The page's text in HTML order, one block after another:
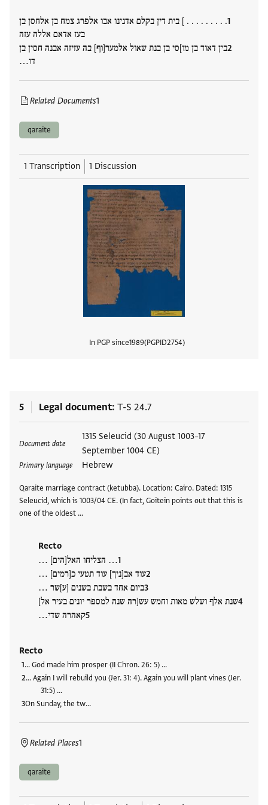
. . . . . . . . . ] בית דין בקלם אדנינו אבו אלפרג צמח בן אלחסן בן
בעז אדאם אללה עזה
בין דאוד בן מו]סי בן בנת שאול אלמער[וף] בה עזיזה אבנה חסין בן
דו…
Related Documents1
qaraite
1 Transcription 1 Discussion
In PGP since1989 PGPID2754
5 Legal document T-S 24.7
Document date
1315 Seleucid (30 August 1003–17
September 1004 CE)
Primary language Hebrew
Qaraite marriage contract (ketubba). Location: Cairo. Dated: 1315
Seleucid, which is 1003/04 CE. (In fact, Goitein points out that this is
one of the oldest …
Recto
… הצליחו האל[הים] …
עוד אב[ניך] עוד תטעי כ[רמים] …
ביום אחד בשבת בשנים [ע]שר …
שנת אלף ושלש מאות וחמש עש[רה שנה למספר יונים בעיר אל]
קאהרה שדי…
Recto
… God made him prosper (II Chron. 26: 5) …
… Again I will rebuild you (Jer. 31: 4). Again you will plant vines (Jer.
31:5) …
On Sunday, the tw…
Related Places1
qaraite